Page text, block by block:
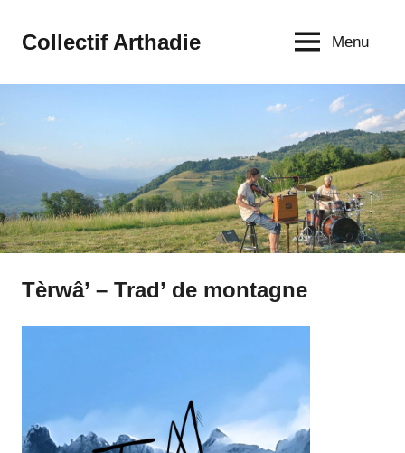
Collectif Arthadie Menu
Tèrwâ’ – Trad’ de montagne